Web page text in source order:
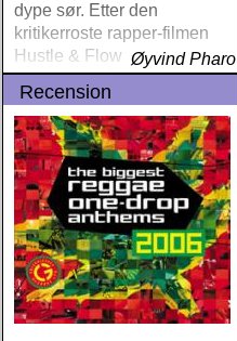
dype sør. Etter den
kritikerroste rapper-filmen
Hustle & Flow fra 2004
følger han i år opp med
bluesfilmen og
psykodramaet Black Snake
Moan der Samuel L
Øyvind Pharo
Recension